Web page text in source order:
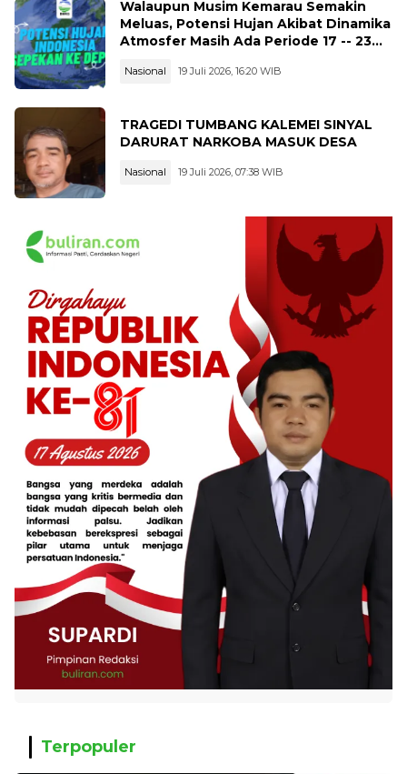
Walaupun Musim Kemarau Semakin
Meluas, Potensi Hujan Akibat Dinamika
Atmosfer Masih Ada Periode 17 -- 23
Nasional 19 Juli 2026, 16:20 WIB
TRAGEDI TUMBANG KALEMEI SINYAL
DARURAT NARKOBA MASUK DESA
Nasional 19 Juli 2026, 07:38 WIB
Terpopuler